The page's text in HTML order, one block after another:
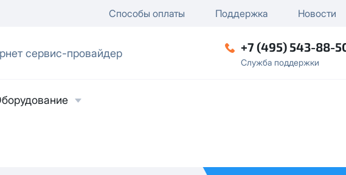
Способы оплаты Поддержка Новости
сервис-провайдер +7 (495) 543-88-
Служба поддержки
лицо
/ отключение публичного